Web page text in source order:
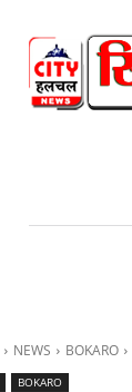
NEWS BOKARO
BOKARO